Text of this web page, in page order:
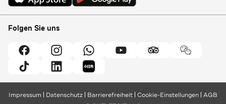
Folgen Sie uns
Impressum Datenschutz Barrierefreiheit Cookie-Einstellungen AGB